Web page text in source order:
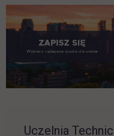
Uczelnia